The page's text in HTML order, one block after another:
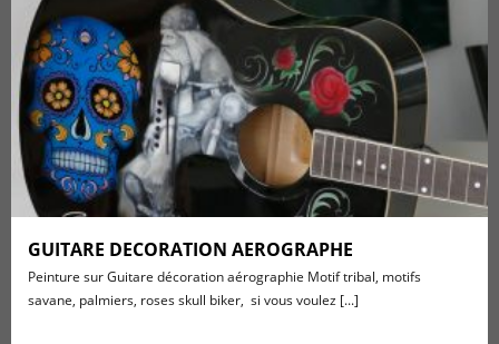
GUITARE DECORATION AEROGRAPHE
Peinture sur Guitare décoration aérographie Motif tribal, motifs
savane, palmiers, roses skull biker, si vous voulez [...]